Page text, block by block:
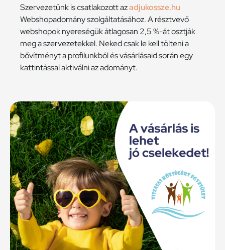
Szervezetünk is csatlakozott azadjukossze.hu
Webshopadomány szolgáltatásához. A résztvevő
webshopok nyereségük átlagosan 2,5 %-át osztják
meg a szervezetekkel. Neked csak le kell tölteni a
bővítményt a profilunkból és vásárlásaid során egy
kattintással aktiválni az adományt.